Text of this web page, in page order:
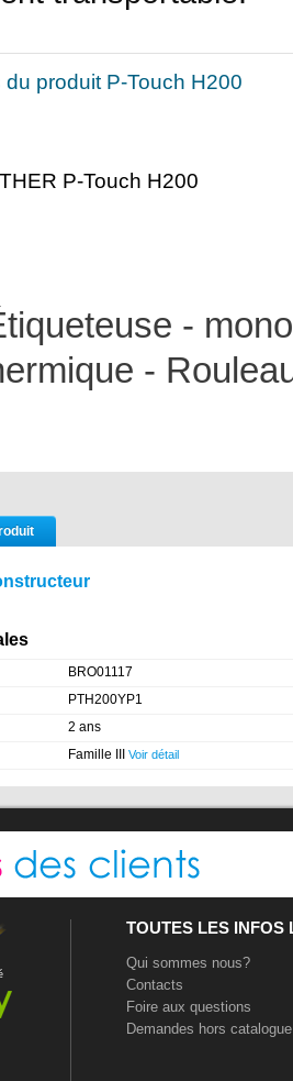
produit P-Touch H200
P-Touch H200
-
-
BRO01117
PTH200YP1
2 ans
Famille III Voir détail
TOUTES LES INFOS
Qui sommes nous?
Contacts
Foire aux questions
Demandes hors catalogue